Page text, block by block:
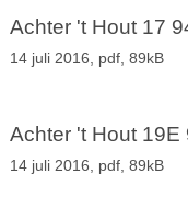
Achter 't Hout 17
14 juli 2016, pdf, 89kB
Achter 't Hout 19E
14 juli 2016, pdf, 89kB